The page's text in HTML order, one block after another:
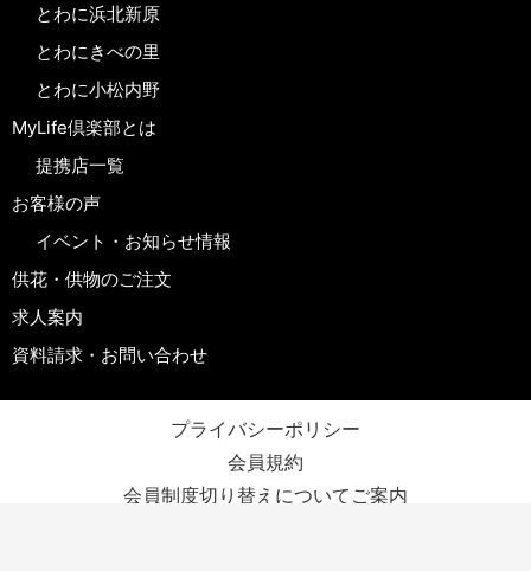
とわに浜北新原
とわにきべの里
とわに小松内野
MyLife倶楽部とは
提携店一覧
お客様の声
イベント・お知らせ情報
供花・供物のご注文
求人案内
資料請求・お問い合わせ
プライバシーポリシー
会員規約
会員制度切り替えについてご案内